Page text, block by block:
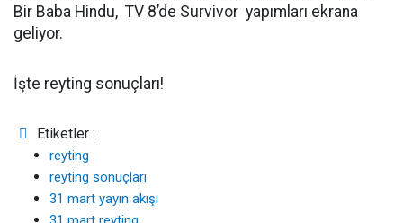
Bir Baba Hindu, TV 8’de Survivor yapımları ekrana
geliyor.
İşte reyting sonuçları!
Etiketler :
reyting
reyting sonuçları
31 mart yayın akışı